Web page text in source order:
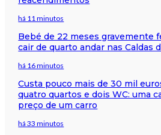
há 11 minutos
Bebé de 22 meses gravemente
cair de quarto andar nas Caldas
há 16 minutos
Custa pouco mais de 30 mil
quatro quartos e dois WC: uma
preço de um carro
há 33 minutos